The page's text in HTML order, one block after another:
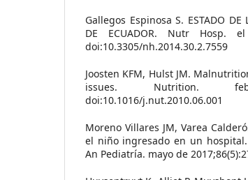
Gallegos Espinosa S. ESTADO DE
DE ECUADOR. Nutr Hosp.
doi:10.3305/nh.2014.30.2.7559
Joosten KFM, Hulst JM.
issues. Nutrition.
doi:10.1016/j.nut.2010.06.001
Moreno Villares JM, Varea
el niño ingresado en un
An Pediatría. mayo de